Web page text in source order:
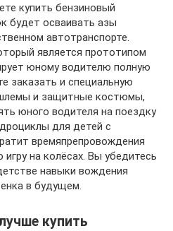
купить бензиновый
будет осваивать азы
автотранспорте.
является прототипом
юному водителю полную
заказать и специальную
и защитные костюмы,
юного водителя на поездку
для детей с
времяпрепровождения
на колёсах. Вы убедитесь
навыки вождения
в будущем.
купить